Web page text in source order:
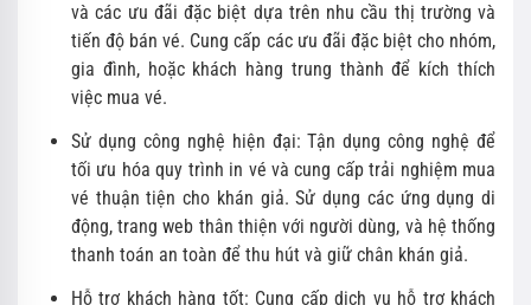
và các ưu đãi đặc biệt dựa trên nhu cầu thị trường và
tiến độ bán vé. Cung cấp các ưu đãi đặc biệt cho nhóm,
gia đình, hoặc khách hàng trung thành để kích thích
việc mua vé.
Sử dụng công nghệ hiện đại: Tận dụng công nghệ để
tối ưu hóa quy trình in vé và cung cấp trải nghiệm mua
vé thuận tiện cho khán giả. Sử dụng các ứng dụng di
động, trang web thân thiện với người dùng, và hệ thống
thanh toán an toàn để thu hút và giữ chân khán giả.
Hỗ trợ khách hàng tốt: Cung cấp dịch vụ hỗ trợ khách